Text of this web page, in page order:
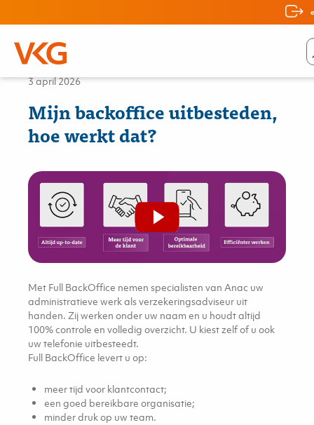
Nieuws
3 april 2026
Mijn backoffice uitbesteden,
hoe werkt dat?
Met Full BackOffice nemen specialisten van Anac uw
administratieve werk als verzekeringsadviseur uit
handen. Zij werken onder uw naam en u houdt altijd
100% controle en volledig overzicht. U kiest zelf of u ook
uw telefonie uitbesteedt.
Full BackOffice levert u op:
meer tijd voor klantcontact;
een goed bereikbare organisatie;
minder druk op uw team.